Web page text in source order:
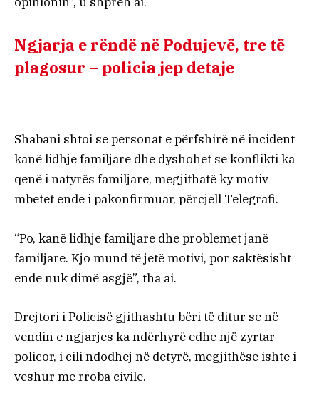
Ngjarja e rëndë në Podujevë, tre të
plagosur – policia jep detaje
Shabani shtoi se personat e përfshirë në incident
kanë lidhje familjare dhe dyshohet se konflikti ka
qenë i natyrës familjare, megjithatë ky motiv
mbetet ende i pakonfirmuar, përcjell Telegrafi.
“Po, kanë lidhje familjare dhe problemet janë
familjare. Kjo mund të jetë motivi, por saktësisht
ende nuk dimë asgjë”, tha ai.
Drejtori i Policisë gjithashtu bëri të ditur se në
vendin e ngjarjes ka ndërhyrë edhe një zyrtar
policor, i cili ndodhej në detyrë, megjithëse ishte i
veshur me rroba civile.